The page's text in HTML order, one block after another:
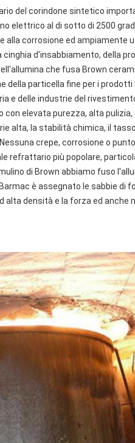
del corindone sintetico
elettrico al di sotto di 2500
corrosione ed ampiamente
cinghia d'insabbiamento, della
che fusa Brown
della particella fine per i
e delle industrie del
elevata purezza, alta
alta, la stabilità chimica, il
crepe, corrosione o
refrattario più popolare,
di Brown abbiamo fuso
è assegnato le sabbie di
densità e la forza ed anche